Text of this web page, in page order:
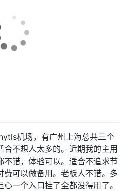
机场，有广州上海总共三个
合不想人太多的。近期我的主用
不错，体验可以。适合不追求节
费可以做备用。老板人不错。多
一个入口挂了全都没得用了。